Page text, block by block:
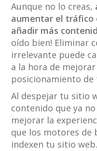
Aunque no lo creas,
aumentar el tráfico
añadir más
oído bien! Eliminar
irrelevante puede
a la hora de mejorar
posicionamiento
Al despejar tu sitio
contenido que ya
mejorar la
que los motores de
indexen tu sitio web.